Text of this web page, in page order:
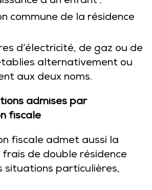
commune de la résidence
d’électricité, de gaz ou de
alternativement ou
aux deux noms.
admises par
fiscale
fiscale admet aussi la
de double résidence
situations particulières,